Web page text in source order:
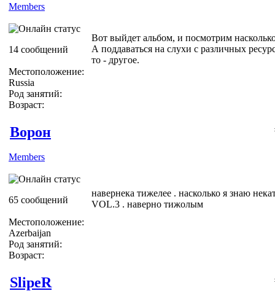
Members
14 сообщений
Местоположение:
Russia
Род занятий:
Возраст:
Вот выйдет альбом, и посмотрим
А поддаваться на слухи с различных
то - другое.
Ворон
Members
65 сообщений
Местоположение:
Azerbaijan
Род занятий:
Возраст:
навернека тижелее . насколько я знаю
VOL.3 . наверно тижолым
SlipeR